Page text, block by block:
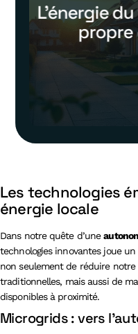
L’énergie
Les technologies
énergie locale
Dans notre quête d’une
technologies innovantes joue
non seulement de réduire notre
traditionnelles, mais aussi de
disponibles à proximité.
Microgrids : vers